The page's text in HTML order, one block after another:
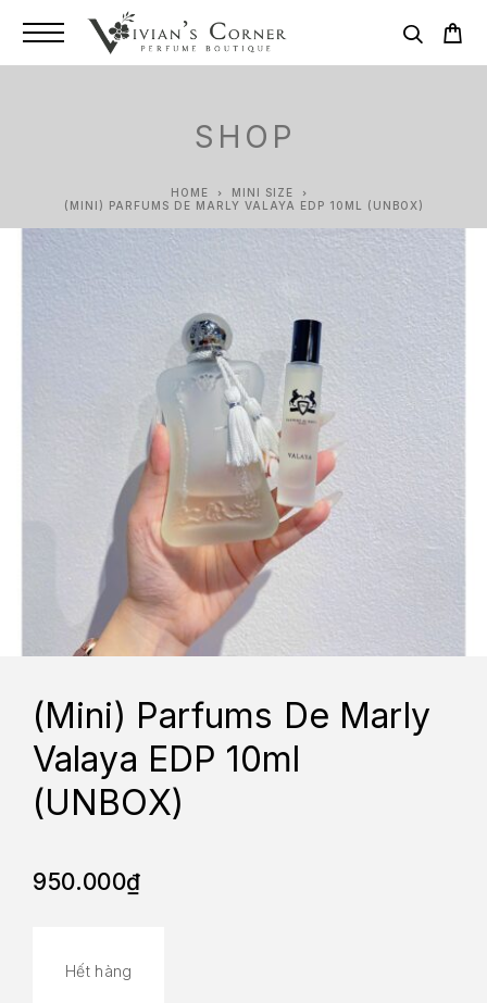
SHOP
HOME
MINI SIZE
(MINI) PARFUMS DE MARLY VALAYA EDP 10ML (UNBOX)
(Mini) Parfums De Marly
Valaya EDP 10ml
(UNBOX)
950.000₫
Hết hàng